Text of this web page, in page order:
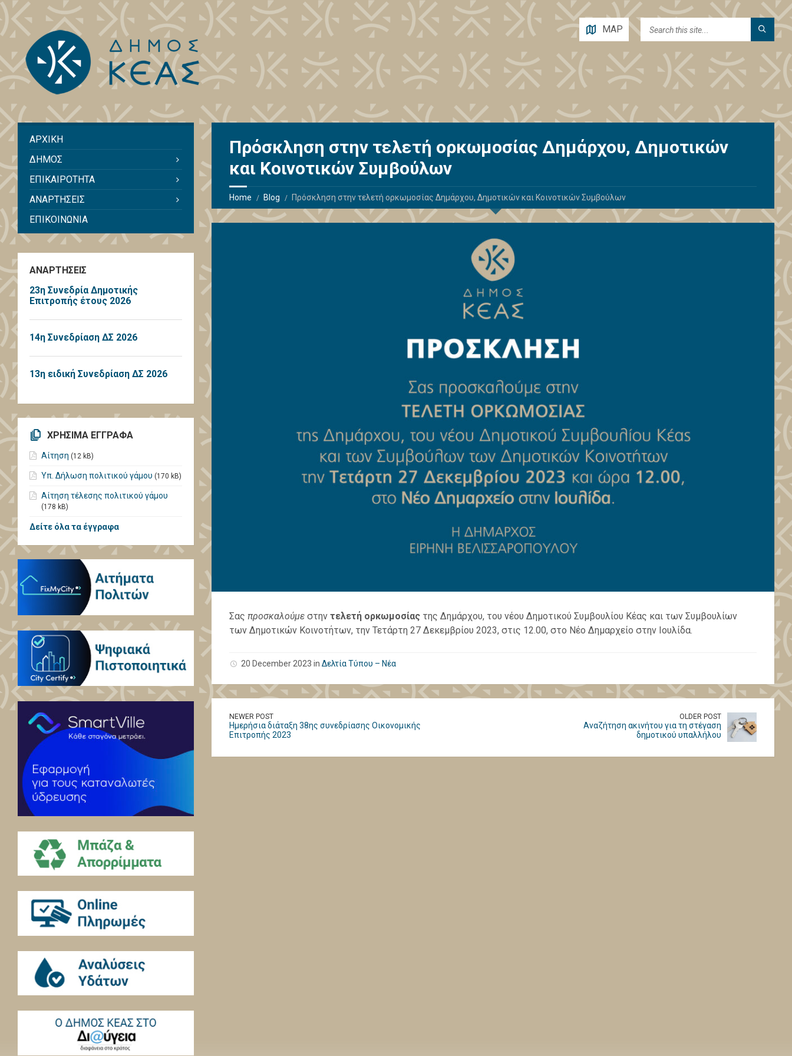
MAP
Πρόσκληση στην τελετή ορκωμοσίας Δημάρχου, Δημοτικών
και Κοινοτικών Συμβούλων
Home Blog Πρόσκληση στην τελετή ορκωμοσίας Δημάρχου, Δημοτικών και Κοινοτικών Συμβούλων
Σας προσκαλούμεστην τελετή ορκωμοσίαςτης Δημάρχου, του νέου Δημοτικού Συμβουλίου Κέας και των Συμβουλίων
των Δημοτικών Κοινοτήτων, την Τετάρτη 27 Δεκεμβρίου 2023, στις 12.00, στο Νέο Δημαρχείο στην Ιουλίδα.
20 December 2023 in Δελτία Τύπου – Νέα
NEWER POST
Ημερήσια διάταξη 38ης συνεδρίασης Οικονομικής
Επιτροπής 2023
OLDER POST
Αναζήτηση ακινήτου για τη στέγαση
δημοτικού υπαλλήλου
ΑΡΧΙΚΗ
ΔΗΜΟΣ
ΕΠΙΚΑΙΡΟΤΗΤΑ
ΑΝΑΡΤΗΣΕΙΣ
ΕΠΙΚΟΙΝΩΝΙΑ
ΑΝΑΡΤΗΣΕΙΣ
23η Συνεδρία Δημοτικής
Επιτροπής έτους 2026
14η Συνεδρίαση ΔΣ 2026
13η ειδική Συνεδρίαση ΔΣ 2026
ΧΡΗΣΙΜΑ ΕΓΓΡΑΦΑ
Αίτηση (12 kB)
Υπ. Δήλωση πολιτικού γάμου (170 kB)
Αίτηση τέλεσης πολιτικού γάμου
(178 kB)
Δείτε όλα τα έγγραφα